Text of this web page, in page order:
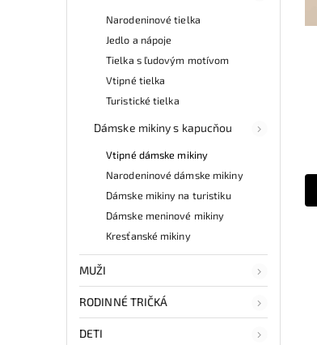
Narodeninové tielka
Jedlo a nápoje
Tielka s ľudovým motívom
Vtipné tielka
Turistické tielka
Dámske mikiny s kapucňou
Vtipné dámske mikiny
Narodeninové dámske mikiny
Dámske mikiny na turistiku
Dámske meninové mikiny
Kresťanské mikiny
MUŽI
RODINNÉ TRIČKÁ
DETI